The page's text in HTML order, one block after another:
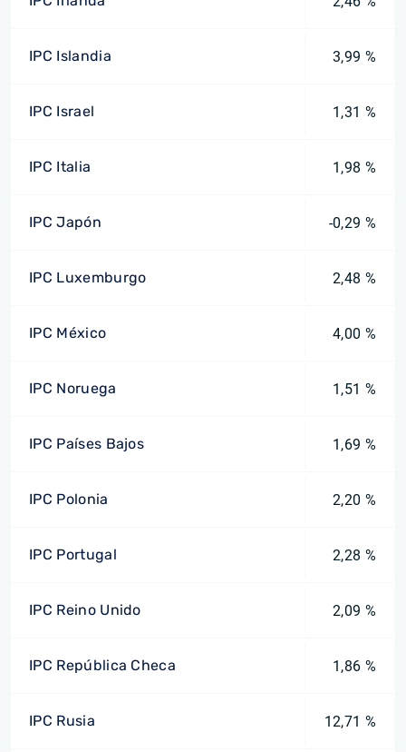
IPC Islandia 3,99 %
IPC Israel 1,31 %
IPC Italia 1,98 %
IPC Japón -0,29 %
IPC Luxemburgo 2,48 %
IPC México 4,00 %
IPC Noruega 1,51 %
IPC Países Bajos 1,69 %
IPC Polonia 2,20 %
IPC Portugal 2,28 %
IPC Reino Unido 2,09 %
IPC República Checa 1,86 %
IPC Rusia 12,71 %